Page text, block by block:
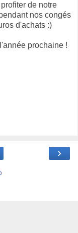
de notre
nos congés
d'achats :)
prochaine !
›